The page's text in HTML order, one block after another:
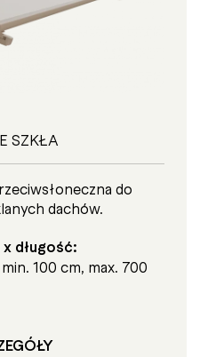
SZKŁA
do
dachów.
długość:
100 cm, max. 700